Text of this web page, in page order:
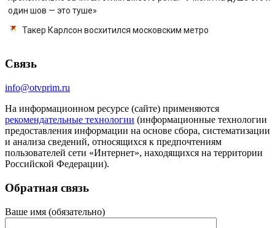
один шов — это туше»
Такер Карлсон восхитился московским метро
Связь
info@otvprim.ru
На информационном ресурсе (сайте) применяются
рекомендательные технологии (информационные технологии
предоставления информации на основе сбора, систематизации
и анализа сведений, относящихся к предпочтениям
пользователей сети «Интернет», находящихся на территории
Российской Федерации).
Обратная связь
Ваше имя (обязательно)